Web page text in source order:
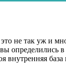
не так уж и
внутренняя